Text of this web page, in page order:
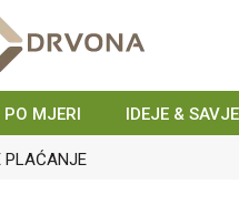
MJERI IDEJE &
i 047/ 646 - 044